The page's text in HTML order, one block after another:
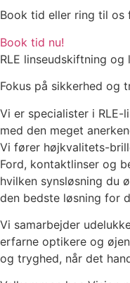
Book tid eller ring til os
Book tid nu!
RLE linseudskiftning
Fokus på sikkerhed og
Vi er specialister i RLE-
med den meget
Vi fører højkvalitets-
Ford, kontaktlinser og
hvilken synsløsning du
den bedste løsning for
Vi samarbejder
erfarne optikere og
og tryghed, når det